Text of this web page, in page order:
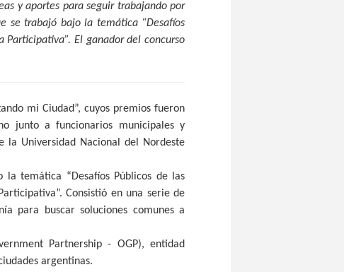
y aportes para seguir trabajando por
se trabajó bajo la temática “Desafíos
Participativa”. El ganador del concurso
mi Ciudad”, cuyos premios fueron
junto a funcionarios municipales y
la Universidad Nacional del Nordeste
temática “Desafíos Públicos de las
Consistió en una serie de
para buscar soluciones comunes a
Partnership - OGP), entidad
argentinas.